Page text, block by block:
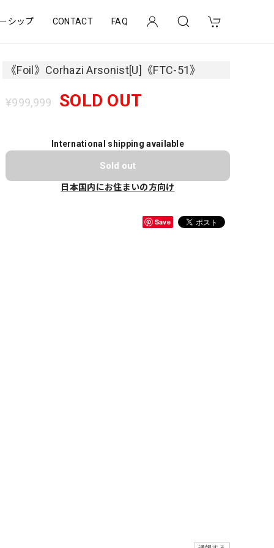
シップ CONTACT FAQ
《Foil》Corhazi Arsonist[U]《FTC-51》
¥999,999 SOLD OUT
International shipping available
Sold out
日本国内にお住まいの方向け
Save